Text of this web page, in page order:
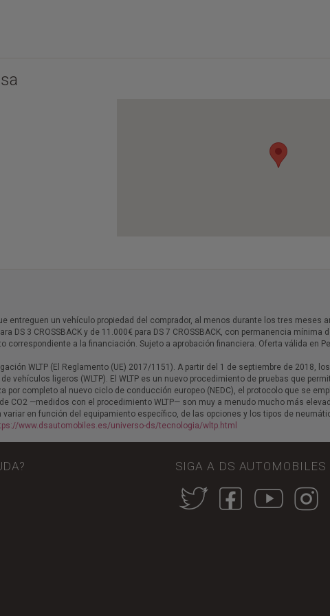
un vehículo propiedad del comprador, al menos durante los tres meses
DS 3 CROSSBACK y de 11.000€ para DS 7 CROSSBACK, con permanencia mínima
a la financiación. Sujeto a aprobación financiera. Oferta válida en
WLTP (El Reglamento (UE) 2017/1151). A partir del 1 de septiembre de 2018,
ligeros (WLTP). El WLTP es un nuevo procedimiento de pruebas que
completo al nuevo ciclo de conducción europeo (NEDC), el protocolo que se
—medidos con el procedimiento WLTP— son muy a menudo mucho más
en función del equipamiento específico, de las opciones y los tipos de
www.dsautomobiles.es/universo-ds/tecnologia/wltp.html
SIGA A DS AUTOMOBILES